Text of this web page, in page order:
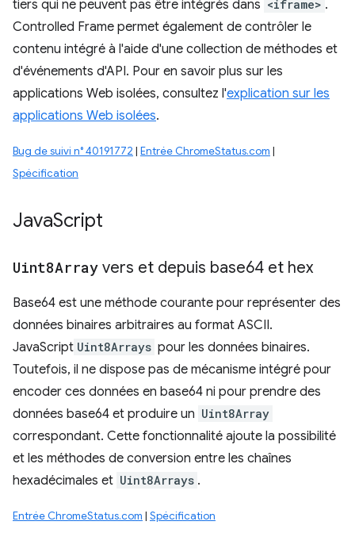
tiers qui ne peuvent pas être intégrés dans <iframe> .
Controlled Frame permet également de contrôler le
contenu intégré à l'aide d'une collection de méthodes et
d'événements d'API. Pour en savoir plus sur les
applications Web isolées, consultez l'explication sur les
applications Web isolées.
Bug de suivi n° 40191772 | Entrée ChromeStatus.com |
Spécification
JavaScript
Uint8Array vers et depuis base64 et hex
Base64 est une méthode courante pour représenter des
données binaires arbitraires au format ASCII.
JavaScript Uint8Arrays pour les données binaires.
Toutefois, il ne dispose pas de mécanisme intégré pour
encoder ces données en base64 ni pour prendre des
données base64 et produire un Uint8Array
correspondant. Cette fonctionnalité ajoute la possibilité
et les méthodes de conversion entre les chaînes
hexadécimales et Uint8Arrays .
Entrée ChromeStatus.com | Spécification